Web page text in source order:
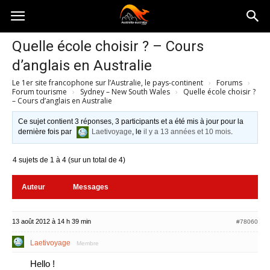
Australia-
australie.com
Quelle école choisir ? – Cours
d’anglais en Australie
Le 1er site francophone sur l’Australie, le pays-continent › Forums ›
Forum tourisme › Sydney – New South Wales ›
Quelle école choisir ?
– Cours d’anglais en Australie
Ce sujet contient 3 réponses, 3 participants et a été mis à jour pour la
dernière fois par
Laetivoyage, leil y a 13 années et 10 mois.
4 sujets de 1 à 4 (sur un total de 4)
Auteur Messages
13 août 2012 à 14 h 39 min #78060
Laetivoyage Membre
Hello !